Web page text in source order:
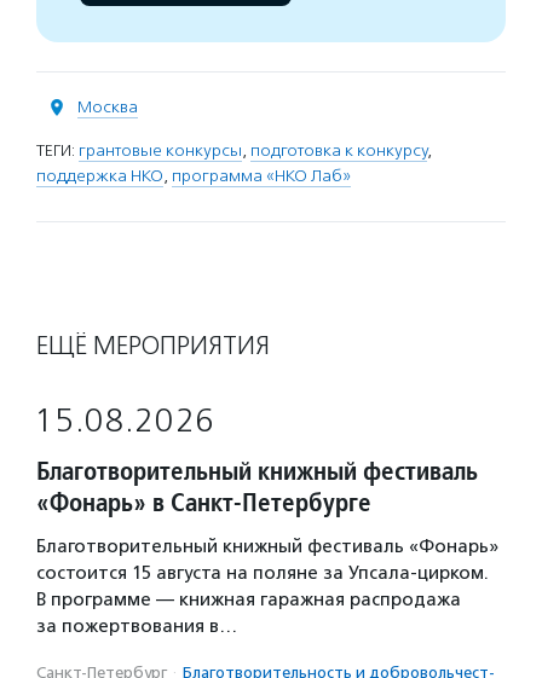
Москва
ТЕГИ: грантовые конкурсы, подготовка к конкурсу,
поддержка НКО, программа «НКО Лаб»
ЕЩЁ МЕРОПРИЯТИЯ
15.08.2026
Благотворительный книжный фестиваль
«Фонарь» в Санкт-Петербурге
Благотворительный книжный фестиваль «Фонарь»
состоится 15 августа на поляне за Упсала-цирком.
В программе — книжная гаражная распродажа
за пожертвования в…
Санкт-Петербург · Благотвори­тель­ность и доброволь­чест­